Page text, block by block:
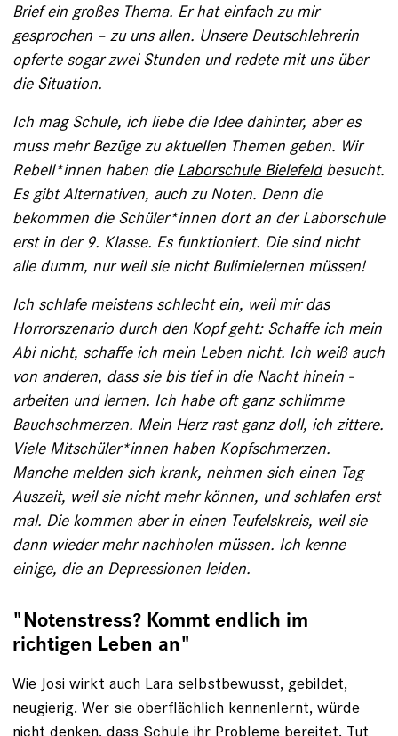
Brief ein großes Thema. Er hat einfach zu mir
gesprochen – zu uns allen. ­Unsere Deutschlehrerin
opferte sogar zwei Stunden und redete mit uns über
die Situation.
Ich mag Schule, ich liebe die Idee ­dahinter, aber es
muss mehr Bezüge zu aktuellen ­Themen geben. Wir
Rebell*innen haben die Laborschule Bielefeldbesucht.
Es gibt Alternativen, auch zu Noten. Denn die
bekommen die Schüler*innen dort an der Laborschule
erst in der 9. ­Klasse. Es funktioniert. Die sind nicht
alle dumm, nur weil sie nicht Bulimie­lernen müssen!
Ich schlafe meistens schlecht ein, weil mir das
Horrorszenario durch den Kopf geht: ­Schaffe ich mein
Abi nicht, schaffe ich mein ­Leben nicht. Ich weiß auch
von anderen, dass sie bis tief in die Nacht hinein ­
arbeiten und lernen. Ich habe oft ganz schlimme
Bauch­schmerzen. Mein Herz rast ganz doll, ich ­zittere.
Viele Mitschüler*innen haben ­Kopfschmerzen.
Manche melden sich krank, ­nehmen sich ­einen Tag
Auszeit, weil sie nicht mehr können, und schlafen erst
mal. Die ­kommen aber in ­einen Teufelskreis, weil sie
dann wieder mehr nachholen müssen. Ich kenne
einige, die an ­Depressionen leiden.
"Notenstress? Kommt endlich im
richtigen Leben an"
Wie Josi wirkt auch Lara selbstbewusst, gebildet,
neugierig. Wer sie oberflächlich ­kennenlernt, würde
nicht denken, dass Schule ihr Probleme bereitet. Tut